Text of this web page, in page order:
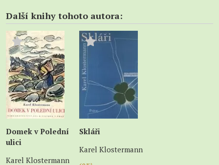
Další knihy tohoto autora:
Domek v Polední
ulici
Karel Klostermann
Skláři
Karel Klostermann